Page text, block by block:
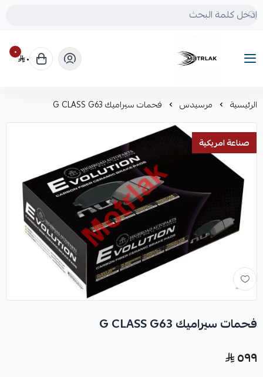
Motrlak
٠ ٠
الرئيسية مرسيدس فحمات سيراميك G CLASS G63
صناعة امريكية
فحمات سيراميك G CLASS G63
٥٩٩